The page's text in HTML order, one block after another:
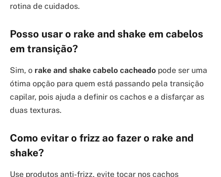
rotina de cuidados.
Posso usar o rake and shake em cabelos
em transição?
Sim, o rake and shake cabelo cacheado pode ser uma
ótima opção para quem está passando pela transição
capilar, pois ajuda a definir os cachos e a disfarçar as
duas texturas.
Como evitar o frizz ao fazer o rake and
shake?
Use produtos anti-frizz, evite tocar nos cachos